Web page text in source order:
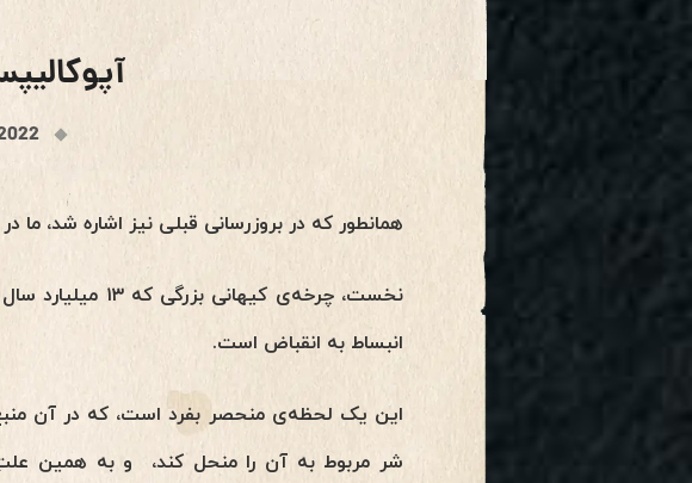
آپوکالیپس،
همانطور که در بروزرسانی قبلی نیز اشاره‌ شد،
نخست، چرخه‌ی
انبساط به انقباض است.
این یک لحظه‌ی منحصر بفرد است، که در آن
شر مربوط به آن را منحل کند، وبه همین